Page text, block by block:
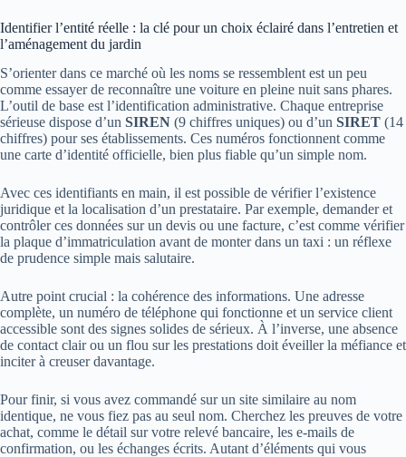
Identifier l’entité réelle : la clé pour un choix éclairé dans l’entretien et
l’aménagement du jardin
S’orienter dans ce marché où les noms se ressemblent est un peu
comme essayer de reconnaître une voiture en pleine nuit sans phares.
L’outil de base est l’identification administrative. Chaque entreprise
sérieuse dispose d’un SIREN (9 chiffres uniques) ou d’un SIRET (14
chiffres) pour ses établissements. Ces numéros fonctionnent comme
une carte d’identité officielle, bien plus fiable qu’un simple nom.
Avec ces identifiants en main, il est possible de vérifier l’existence
juridique et la localisation d’un prestataire. Par exemple, demander et
contrôler ces données sur un devis ou une facture, c’est comme vérifier
la plaque d’immatriculation avant de monter dans un taxi : un réflexe
de prudence simple mais salutaire.
Autre point crucial : la cohérence des informations. Une adresse
complète, un numéro de téléphone qui fonctionne et un service client
accessible sont des signes solides de sérieux. À l’inverse, une absence
de contact clair ou un flou sur les prestations doit éveiller la méfiance et
inciter à creuser davantage.
Pour finir, si vous avez commandé sur un site similaire au nom
identique, ne vous fiez pas au seul nom. Cherchez les preuves de votre
achat, comme le détail sur votre relevé bancaire, les e-mails de
confirmation, ou les échanges écrits. Autant d’éléments qui vous